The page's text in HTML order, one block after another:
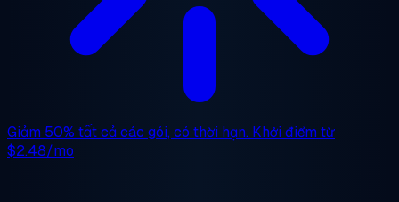
Giảm 50% tất cả các gói, có thời hạn. Khởi điểm từ
$2.48/mo